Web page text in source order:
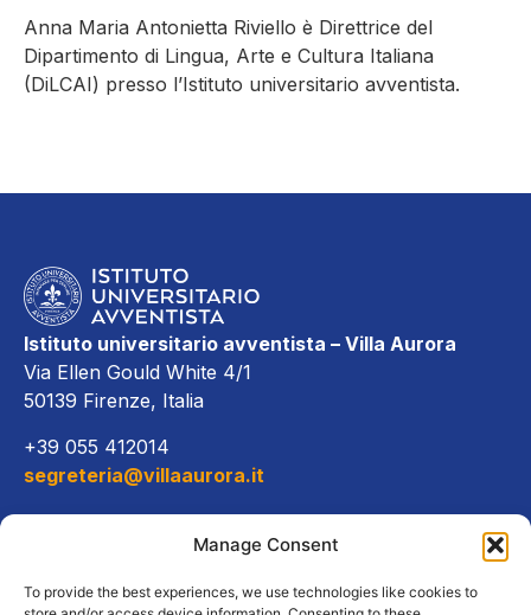
Manage Consent
To provide the best experiences, we use technologies like cookies to
Anna Maria Antonietta Riviello è Direttrice del
Dipartimento di Lingua, Arte e Cultura Italiana
(DiLCAI) presso l’Istituto universitario avventista.
Istituto universitario avventista – Villa Aurora
Via Ellen Gould White 4/1
50139 Firenze, Italia
+39 055 412014
segreteria@villaaurora.it
Offerta formativa